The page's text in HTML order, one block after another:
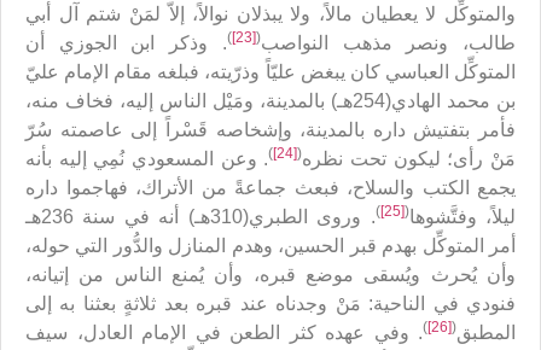
والمتوكِّل لا يعطيان مالاً، ولا يبذلان نوالاً، إلاّ لمَنْ شتم آل أبي
طالب، ونصر مذهب النواصب(
[23]
). وذكر ابن الجوزي أن
المتوكِّل العباسي كان يبغض عليّاً وذرّيته، فبلغه مقام الإمام عليّ
بن محمد الهادي(254هـ) بالمدينة، ومَيْل الناس إليه، فخاف منه،
فأمر بتفتيش داره بالمدينة، وإشخاصه قَسْراً إلى عاصمته سُرّ
مَنْ رأى؛ ليكون تحت نظره(
[24]
). وعن المسعودي نُمِي إليه بأنه
يجمع الكتب والسلاح، فبعث جماعةً من الأتراك، فهاجموا داره
ليلاً، وفتَّشوها(
[25]
)
. وروى الطبري(310هـ) أنه في سنة 236هـ
أمر المتوكِّل بهدم قبر الحسين، وهدم المنازل والدُّور التي حوله،
وأن يُحرث ويُسقى موضع قبره، وأن يُمنع الناس من إتيانه،
فنودي في الناحية: مَنْ وجدناه عند قبره بعد ثلاثةٍ بعثنا به إلى
المطبق(
[26]
). وفي عهده كثر الطعن في الإمام العادل، سيف